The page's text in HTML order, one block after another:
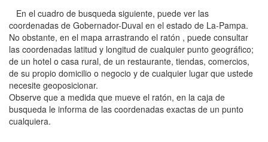
En el cuadro de busqueda siguiente, puede ver las
coordenadas de Gobernador-Duval en el estado de La-Pampa.
No obstante, en el mapa arrastrando el ratón , puede consultar
las coordenadas latitud y longitud de cualquier punto geográfico;
de un hotel o casa rural, de un restaurante, tiendas, comercios,
de su propio domicilio o negocio y de cualquier lugar que ustede
necesite geoposicionar.
Observe que a medida que mueve el ratón, en la caja de
busqueda le informa de las coordenadas exactas de un punto
cualquiera.